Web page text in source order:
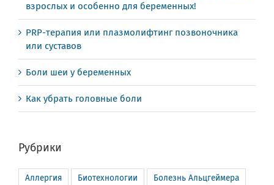
взрослых и особенно для беременных!
PRP-терапия или плазмолифтинг позвоночника
или суставов
Боли шеи у беременных
Как убрать головные боли
Рубрики
Аллергия Биотехнологии Болезнь Альцгеймера